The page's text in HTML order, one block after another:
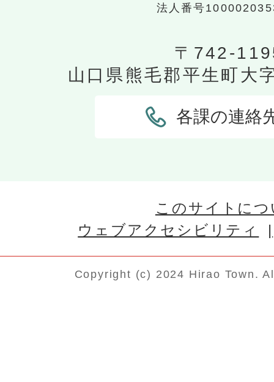
法人番号
〒742-
山口県熊毛郡平生町大
各課の連絡
このサイトに
ウェブアクセシビリティ
Copyright (c) 2024 Hirao Town.